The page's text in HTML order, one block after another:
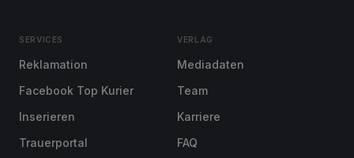
SERVICES
Reklamation
Facebook Top Kurier
Inserieren
Trauerportal
VERLAG
Mediadaten
Team
Karriere
FAQ